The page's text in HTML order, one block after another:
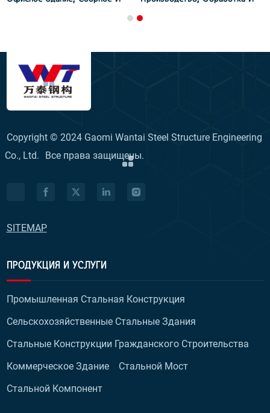
Copyright © 2024 Gaomi Wantai Steel Structure Engineering
Co., Ltd.
Все права защищены.
SITEMAP
ПРОДУКЦИЯ И УСЛУГИ
Промышленная Стальная Конструкция
Сельскохозяйственные Стальные Здания
Стальные Конструкции Гражданского Строительства
Коммерческое Здание
Стальной Мост
Стальной Компонент